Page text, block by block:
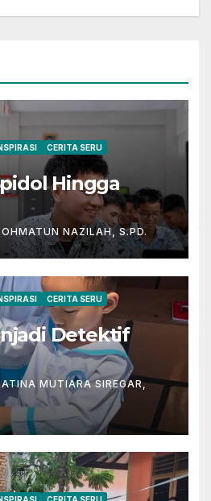
CERITA SERU
Hingga
NAZILAH, S.PD.
CERITA SERU
Detektif
MUTIARA SIREGAR,